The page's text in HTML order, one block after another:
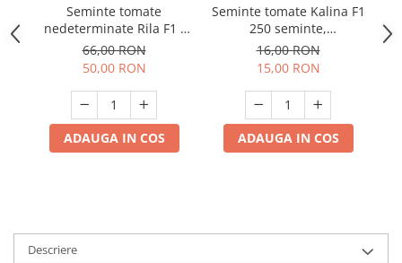
Aparat pentru legat plante cu
banda si capse
Burghie pneumatice
Chei de impact pneumatice
Polizoare unghiulare pneumatice
Ciocane pneumatice cu dalta
Seminte tomate
nedeterminate Rila F1 -
1.000 seminte
66,00 RON
50,00 RON
ADAUGA IN COS
Seminte tomate Kalina F1
250 seminte,
nedeterminate
16,00 RON
15,00 RON
ADAUGA IN COS
Descriere